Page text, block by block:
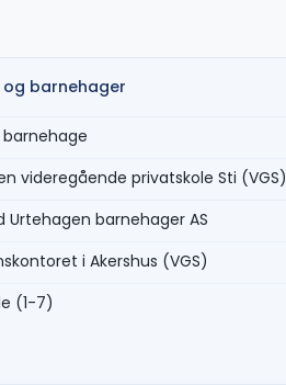
og barnehager
videregående privatskole Sti (VGS)
Urtehagen barnehager AS
i Akershus (VGS)
(1-7)